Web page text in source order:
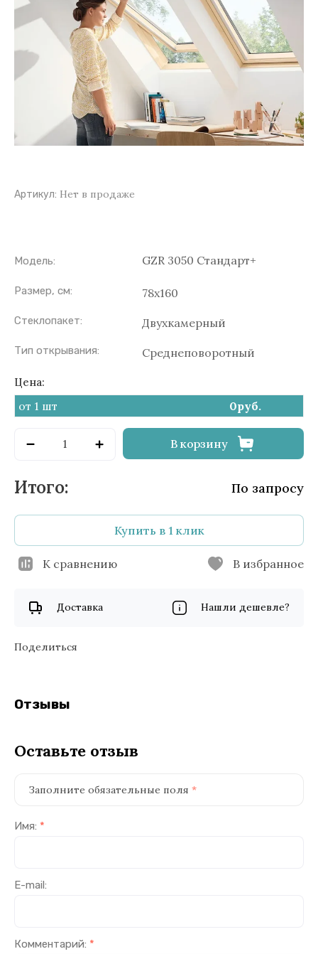
Артикул: Нет в продаже
Модель: GZR 3050 Стандарт+
Размер, см: 78х160
Стеклопакет: Двухкамерный
Тип открывания: Среднеповоротный
Цена:
от 1 шт 0руб.
В корзину
По запросу
Купить в 1 клик
К сравнению В избранное
Доставка Нашли дешевле?
Поделиться
Отзывы
Оставьте отзыв
Заполните обязательные поля *
Имя: *
E-mail:
Комментарий: *